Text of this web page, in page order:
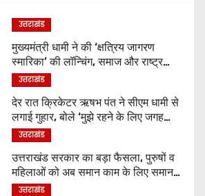
उत्तराखंड
मुख्यमंत्री धामी ने की ‘क्षत्रिय जागरण
स्मारिका’ की लॉन्चिंग, समाज और राष्ट्र
निर्माण में युवाओं से मांगा सहयोग
उत्तराखंड
देर रात क्रिकेटर ऋषभ पंत ने सीएम धामी से
लगाई गुहार, बोले ‘मुझे रहने के लिए जगह
नहीं मिल रही’
उत्तराखंड
उत्तराखंड सरकार का बड़ा फैसला, पुरुषों व
महिलाओं को अब समान काम के लिए समान
वेतन
उत्तराखंड